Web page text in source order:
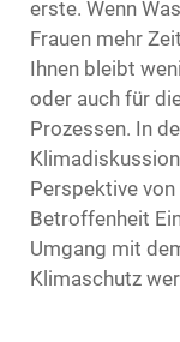
erste. Wenn
Frauen mehr
Ihnen bleibt
oder auch für
Prozessen. In
Perspektive
Betroffenheit
Umgang mit
Klimaschutz